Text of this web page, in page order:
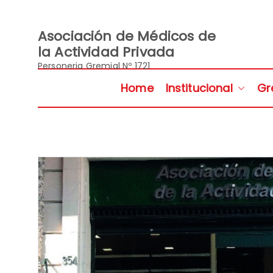
contenidoAsociación de Médicos de
la Actividad Privada
Personeria Gremial Nº 1721
Home Institucional